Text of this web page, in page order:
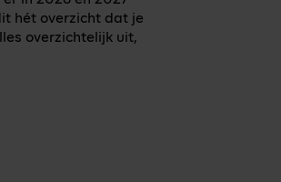
hét overzicht dat je
overzichtelijk uit,